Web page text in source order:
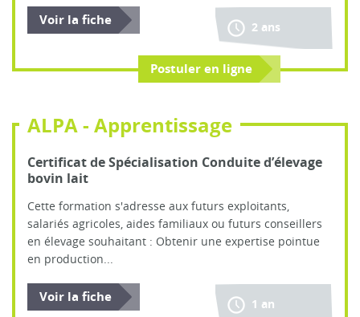
Voir la fiche
Postuler en ligne
2 ans
ALPA - Apprentissage
Certificat de Spécialisation Conduite d’élevage
bovin lait
Cette formation s'adresse aux futurs exploitants,
salariés agricoles, aides familiaux ou futurs conseillers
en élevage souhaitant : Obtenir une expertise pointue
en production...
Voir la fiche
1 an